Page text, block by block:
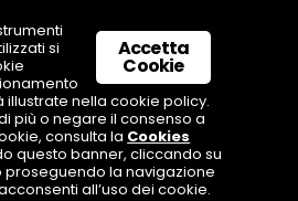
Accetta
Cookie
si
illustrate nella cookie policy.
più o negare il consenso a
consulta la Cookies
questo banner, cliccando su
proseguendo la navigazione
all’uso dei cookie.